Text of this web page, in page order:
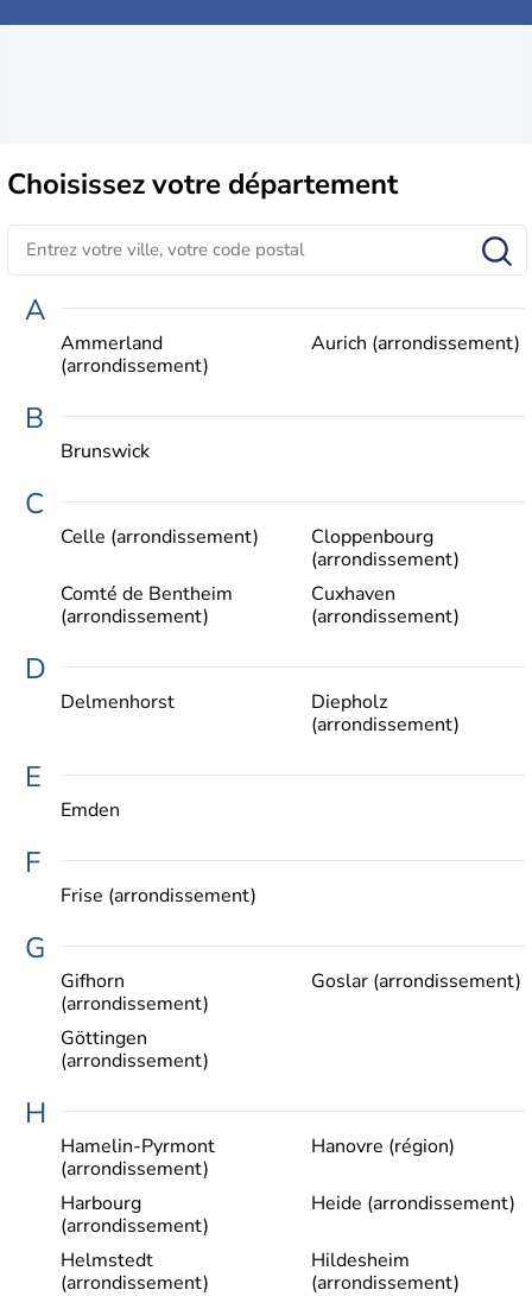
Choisissezvotre département
A
Ammerland
(arrondissement)
Aurich (arrondissement)
B
Brunswick
C
Celle (arrondissement)
Cloppenbourg
(arrondissement)
Comté de Bentheim
(arrondissement)
Cuxhaven
(arrondissement)
D
Delmenhorst
Diepholz
(arrondissement)
E
Emden
F
Frise (arrondissement)
G
Gifhorn
(arrondissement)
Goslar (arrondissement)
Göttingen
(arrondissement)
H
Hamelin-Pyrmont
(arrondissement)
Hanovre (région)
Harbourg
(arrondissement)
Heide (arrondissement)
Helmstedt
(arrondissement)
Hildesheim
(arrondissement)